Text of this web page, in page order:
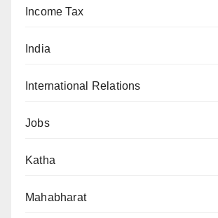
Income Tax
India
International Relations
Jobs
Katha
Mahabharat